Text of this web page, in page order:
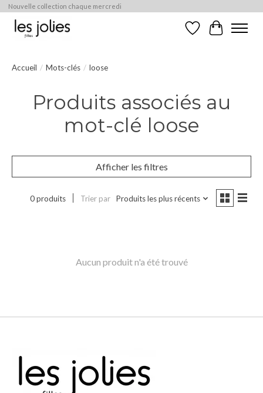
Nouvelle collection chaque mercredi
Liste de souhaits
Panier
Accueil / Mots-clés / loose
Produits associés au
mot-clé loose
Afficher les filtres
0 produits Trier par Produits les plus récents
Aucun produit n'a été trouvé